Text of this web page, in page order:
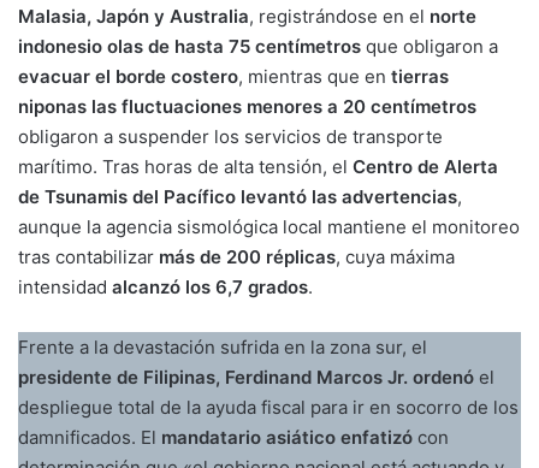
Malasia, Japón y Australia, registrándose en el norte
indonesio olas de hasta 75 centímetros que obligaron a
evacuar el borde costero, mientras que en tierras
niponas las fluctuaciones menores a 20 centímetros
obligaron a suspender los servicios de transporte
marítimo. Tras horas de alta tensión, el Centro de Alerta
de Tsunamis del Pacífico levantó las advertencias,
aunque la agencia sismológica local mantiene el monitoreo
tras contabilizar más de 200 réplicas, cuya máxima
intensidad alcanzó los 6,7 grados.
Frente a la devastación sufrida en la zona sur, el
presidente de Filipinas, Ferdinand Marcos Jr. ordenó el
despliegue total de la ayuda fiscal para ir en socorro de los
damnificados. El mandatario asiático enfatizó con